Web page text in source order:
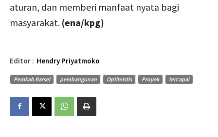
aturan, dan memberi manfaat nyata bagi
masyarakat. (ena/kpg)
Editor : Hendry Priyatmoko
Pemkab Barsel pembangunan Optimistis Proyek tercapai